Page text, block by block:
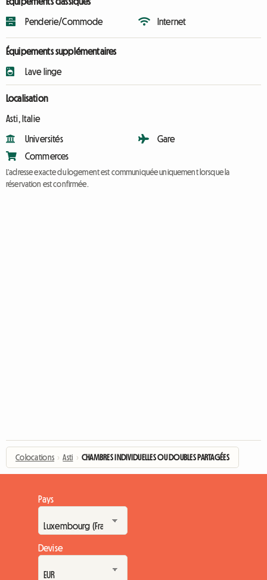
Penderie/Commode Internet
Équipements supplémentaires
Lave linge
Localisation
Asti, Italie
Universités
Commerces
Gare
L'adresse exacte du logement est communiquée uniquement lorsque la
réservation est confirmée.
Colocations › Asti › CHAMBRES INDIVIDUELLES OU DOUBLES PARTAGÉES
Pays
Devise